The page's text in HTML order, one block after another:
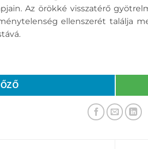
Az örökké visszatérő
ellenszerét találja